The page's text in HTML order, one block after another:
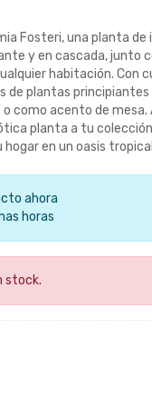
Fosteri, una planta de
y en cascada, junto
habitación. Con
de plantas
como acento de mesa.
planta a tu
en un oasis
ahora
horas
stock.